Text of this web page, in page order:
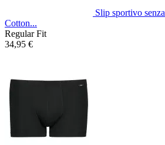
Slip sportivo
Cotton...
Regular Fit
34,95 €